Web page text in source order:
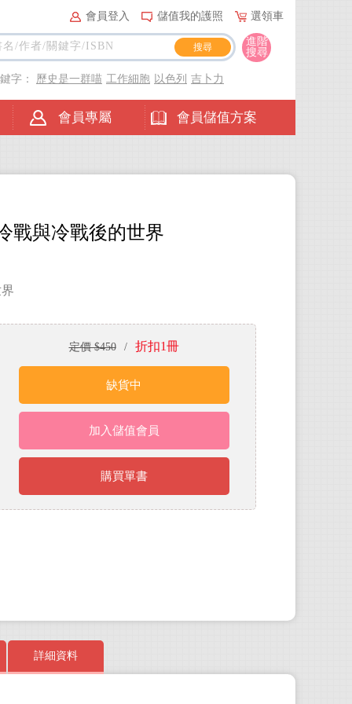
會員登入 儲值我的護照 選領車
會員專屬 會員儲值方案
進階
搜尋
字： 歷史是一群喵 工作細胞 以色列 吉卜力
戰與冷戰後的世界
定價 $450 / 折扣1冊
缺貨中
加入儲值會員
購買單書
詳細資料